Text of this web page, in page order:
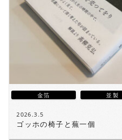
金箔 並製
2026.3.5
ゴッホの椅子と蕪一個